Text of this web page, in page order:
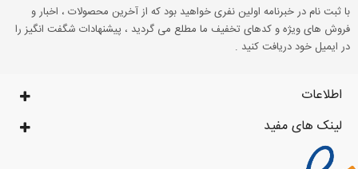
با ثبت نام در خبرنامه اولین نفری خواهید بود که از آخرین محصولات ، اخبار و
فروش های ویژه و کدهای تخفیف ما مطلع می گردید ، پیشنهادات شگفت انگیز را
در ایمیل خود دریافت کنید .
اطلاعات
لینک های مفید